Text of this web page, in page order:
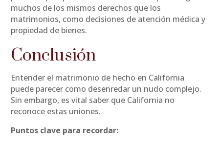
muchos de los mismos derechos que los
matrimonios, como decisiones de atención médica y
propiedad de bienes.
Conclusión
Entender el matrimonio de hecho en California
puede parecer como desenredar un nudo complejo.
Sin embargo, es vital saber que California no
reconoce estas uniones.
Puntos clave para recordar: